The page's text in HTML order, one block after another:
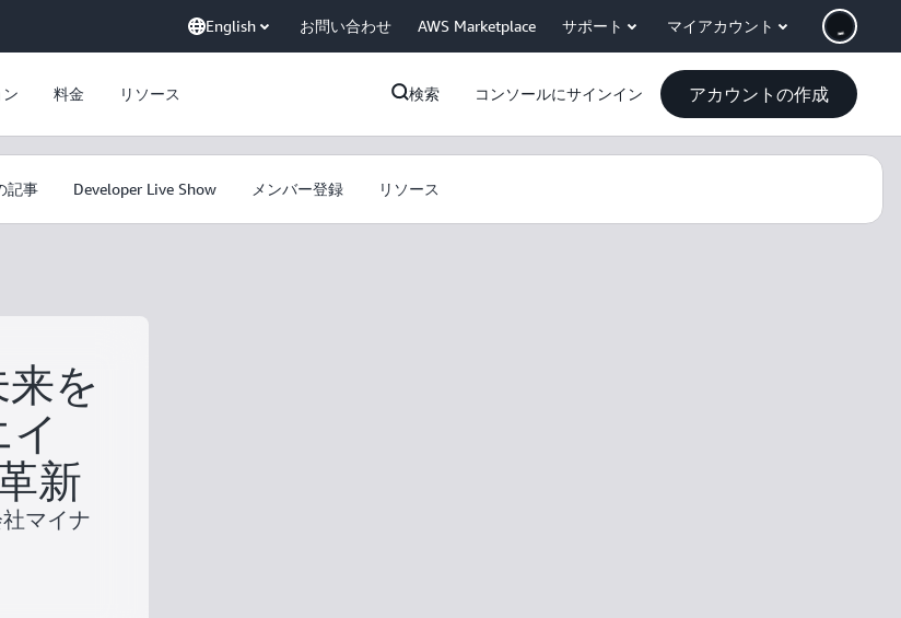
English お問い合わせ AWS Marketplace サポート マイアカウント
料金 リソース 検索 コンソールにサインイン アカウントの作成
記事 Developer Live Show メンバー登録 リソース
を
新
マイナ